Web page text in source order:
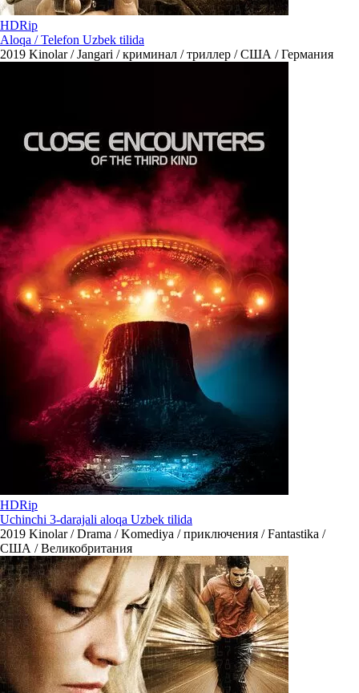
HDRip
Aloqa / Telefon Uzbek tilida
2019 Kinolar / Jangari / криминал / триллер / США / Германия
HDRip
Uchinchi 3-darajali aloqa Uzbek tilida
2019 Kinolar / Drama / Komediya / приключения / Fantastika /
США / Великобритания